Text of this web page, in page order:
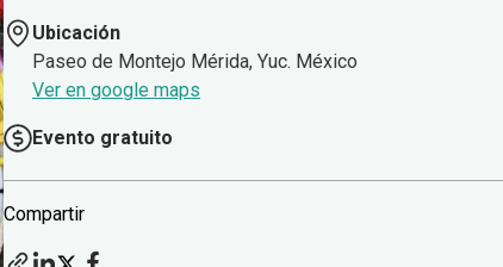
Ubicación
Paseo de Montejo Mérida, Yuc. México
Ver en google maps
Evento gratuito
Compartir